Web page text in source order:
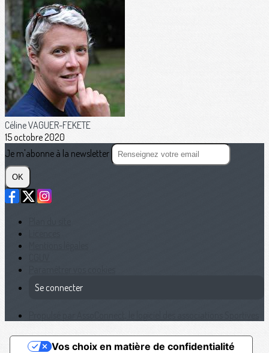
Céline VAGUER-FEKETE
15 octobre 2020
Je m'abonne à la newsletter
OK
Se connecter
Vos choix en matière de confidentialité